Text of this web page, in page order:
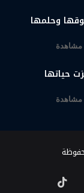
وحلمها
حياتها